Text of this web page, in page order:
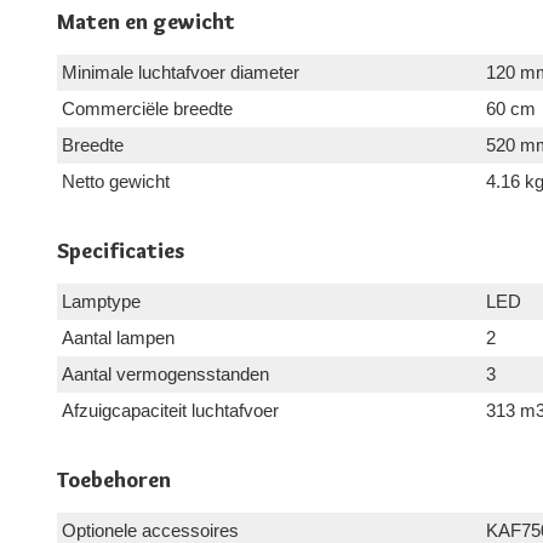
Maten en gewicht
Minimale luchtafvoer diameter
120
Commerciële breedte
60 cm
Breedte
520
Netto gewicht
4.16 kg
Specificaties
Lamptype
LED
Aantal lampen
2
Aantal vermogensstanden
3
Afzuigcapaciteit luchtafvoer
313
Toebehoren
Optionele accessoires